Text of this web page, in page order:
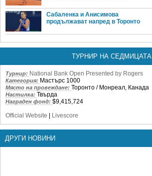
Сабаленка и Анисимова
продължават напред в Торонто
ТУРНИР НА СЕДМИЦАТА
Турнир: National Bank Open Presented by Rogers
Категория: Мастърс 1000
Място на провеждане: Торонто / Монреал, Канада
Настилка: Твърда
Награден фонд: $9,415,724
Official Website | Livescore
ДРУГИ НОВИНИ